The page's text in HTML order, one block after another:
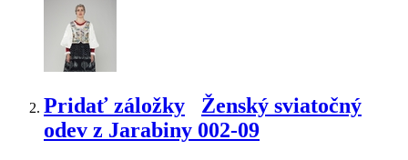
Pridať záložky
Ženský sviatočný
odev z Jarabiny 002-09